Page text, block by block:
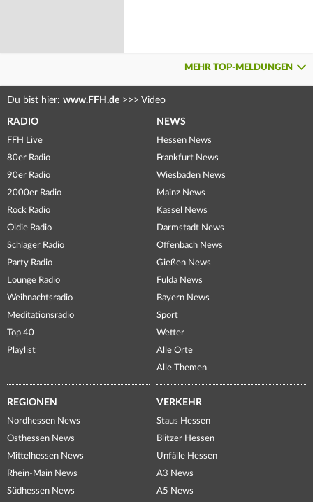
MEHR TOP-MELDUNGEN
Du bist hier: www.FFH.de >>> Video
RADIO
FFH Live
80er Radio
90er Radio
2000er Radio
Rock Radio
Oldie Radio
Schlager Radio
Party Radio
Lounge Radio
Weihnachtsradio
Meditationsradio
Top 40
Playlist
NEWS
Hessen News
Frankfurt News
Wiesbaden News
Mainz News
Kassel News
Darmstadt News
Offenbach News
Gießen News
Fulda News
Bayern News
Sport
Wetter
Alle Orte
Alle Themen
REGIONEN
Nordhessen News
Osthessen News
Mittelhessen News
Rhein-Main News
Südhessen News
VERKEHR
Staus Hessen
Blitzer Hessen
Unfälle Hessen
A3 News
A5 News